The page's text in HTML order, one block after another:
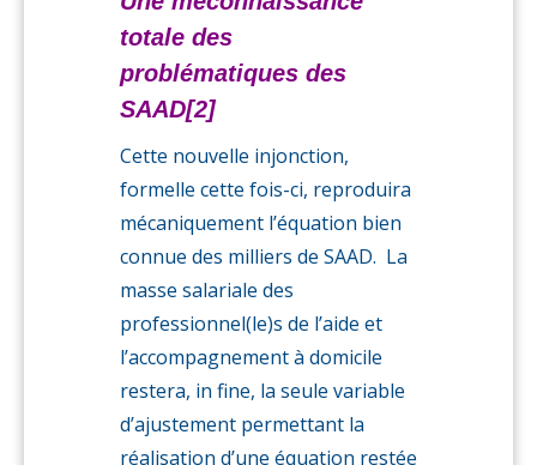
totale des
problématiques des
SAAD[2]
Cette nouvelle injonction,
formelle cette fois-ci, reproduira
mécaniquement l’équation bien
connue des milliers de SAAD. La
masse salariale des
professionnel(le)s de l’aide et
l’accompagnement à domicile
restera, in fine, la seule variable
d’ajustement permettant la
réalisation d’une équation restée